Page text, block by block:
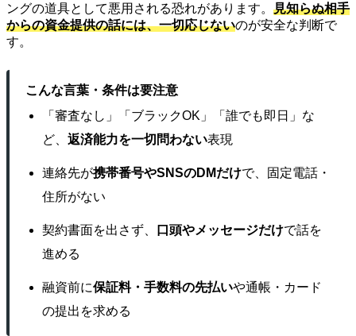
ングの道具として悪用される恐れがあります。 見知らぬ相手
からの資金提供の話には、一切応じないのが安全な判断で
す。
こんな言葉・条件は要注意
「審査なし」「ブラックOK」「誰でも即日」な
ど、 返済能力を一切問わない表現
連絡先が携帯番号やSNSのDMだけで、固定電話・
住所がない
契約書面を出さず、 口頭やメッセージだけで話を
進める
融資前に保証料・手数料の先払いや通帳・カード
の提出を求める